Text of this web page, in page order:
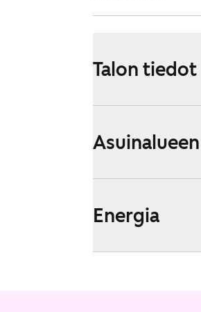
Talon tiedot
Energia